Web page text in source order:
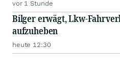
vor 1 Stunde
Bilger erwägt, Lkw-
aufzuheben
heute 12:30